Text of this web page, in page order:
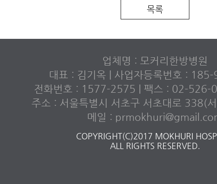
목록
업체명 : 모커리한방병원
대표 : 김기옥 | 사업자등록번호 :
전화번호 : 1577-2575 | 팩스 : 02-526-
주소 : 서울특별시 서초구 서초대로 338(
메일 :
COPYRIGHT(C)2017 MOKHURI
ALL RIGHTS RESERVED.